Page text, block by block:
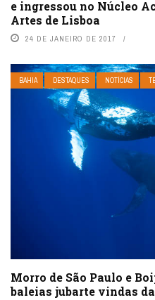
e ingressou no Núcleo
Artes de Lisboa
24 DE JANEIRO DE 2017
BAHIA DESTAQUES NOTÍCIAS
Morro de São Paulo e
baleias jubarte vindas